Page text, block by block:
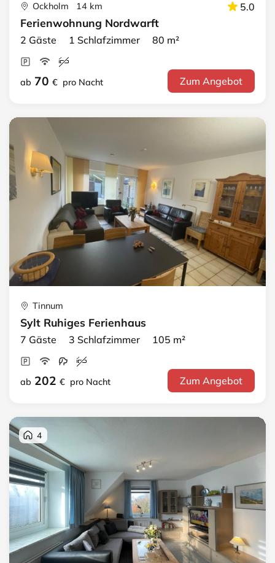
Ockholm 14 km 5.0
Ferienwohnung Nordwarft
2 Gäste 1 Schlafzimmer 80 m²
ab 70 € pro Nacht Zum Angebot
Tinnum
Sylt Ruhiges Ferienhaus
7 Gäste 3 Schlafzimmer 105 m²
ab 202 € pro Nacht Zum Angebot
4